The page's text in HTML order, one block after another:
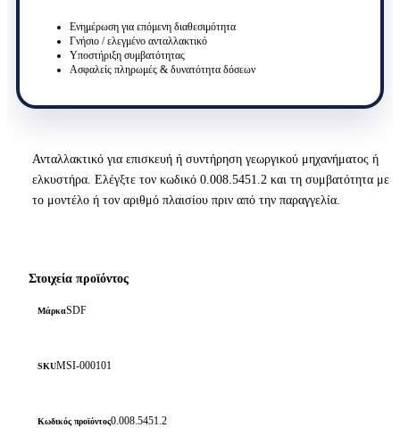
Ανταλλακτικό για επισκευή ή συντήρηση γεωργικού μηχανήματος ή
ελκυστήρα. Ελέγξτε τον κωδικό 0.008.5451.2 και τη συμβατότητα με
το μοντέλο ή τον αριθμό πλαισίου πριν από την παραγγελία.
Στοιχεία προϊόντος
ΜάρκαSDF
SKUMSI-000101
Κωδικός προϊόντος0.008.5451.2
Ενημέρωση για επόμενη διαθεσιμότητα
Γνήσιο / ελεγμένο ανταλλακτικό
Υποστήριξη συμβατότητας
Ασφαλείς πληρωμές & δυνατότητα δόσεων